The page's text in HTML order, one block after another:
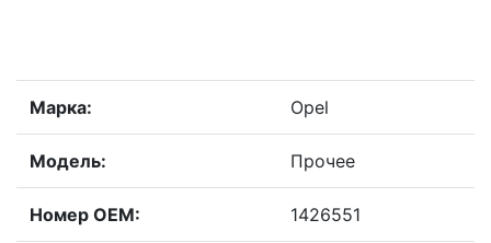
Марка: Opel
Модель: Прочее
Номер OEM: 1426551